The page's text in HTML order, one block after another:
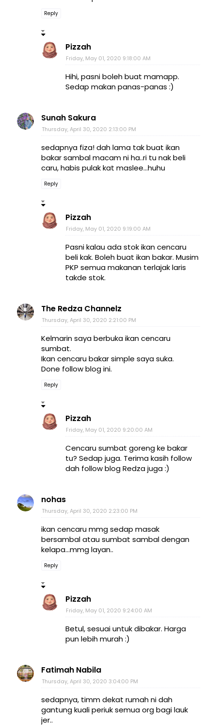
Reply
Pizzah
Friday, May 01, 2020 9:18:00 AM
Hihi, pasni boleh buat mamapp.
Sedap makan panas-panas :)
Sunah Sakura
Thursday, April 30, 2020 2:13:00 PM
sedapnya fiza! dah lama tak buat ikan
bakar sambal macam ni ha..ri tu nak beli
caru, habis pulak kat maslee...huhu
Reply
Pizzah
Friday, May 01, 2020 9:19:00 AM
Pasni kalau ada stok ikan cencaru
beli kak. Boleh buat ikan bakar. Musim
PKP semua makanan terlajak laris
takde stok.
The Redza Channelz
Thursday, April 30, 2020 2:21:00 PM
Kelmarin saya berbuka ikan cencaru
sumbat.
Ikan cencaru bakar simple saya suka.
Done follow blog ini.
Reply
Pizzah
Friday, May 01, 2020 9:20:00 AM
Cencaru sumbat goreng ke bakar
tu? Sedap juga. Terima kasih follow
dah follow blog Redza juga :)
nohas
Thursday, April 30, 2020 2:23:00 PM
ikan cencaru mmg sedap masak
bersambal atau sumbat sambal dengan
kelapa...mmg layan..
Reply
Pizzah
Friday, May 01, 2020 9:24:00 AM
Betul, sesuai untuk dibakar. Harga
pun lebih murah :)
Fatimah Nabila
Thursday, April 30, 2020 3:04:00 PM
sedapnya, timm dekat rumah ni dah
gantung kuali periuk semua org bagi lauk
jer..